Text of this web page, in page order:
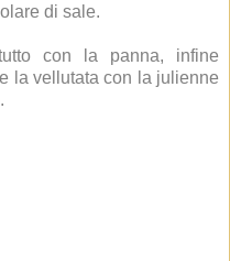
di sale.
con la panna, infine
la vellutata con la julienne
.